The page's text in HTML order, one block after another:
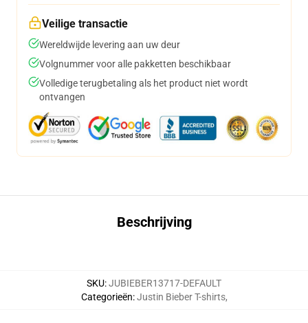
Veilige transactie
Wereldwijde levering aan uw deur
Volgnummer voor alle pakketten beschikbaar
Volledige terugbetaling als het product niet wordt
ontvangen
Beschrijving
SKU:JUBIEBER13717-DEFAULT
Categorieën:Justin Bieber T-shirts,